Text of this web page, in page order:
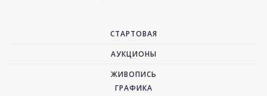
СТАРТОВАЯ
АУКЦИОНЫ
ЖИВОПИСЬ
ГРАФИКА